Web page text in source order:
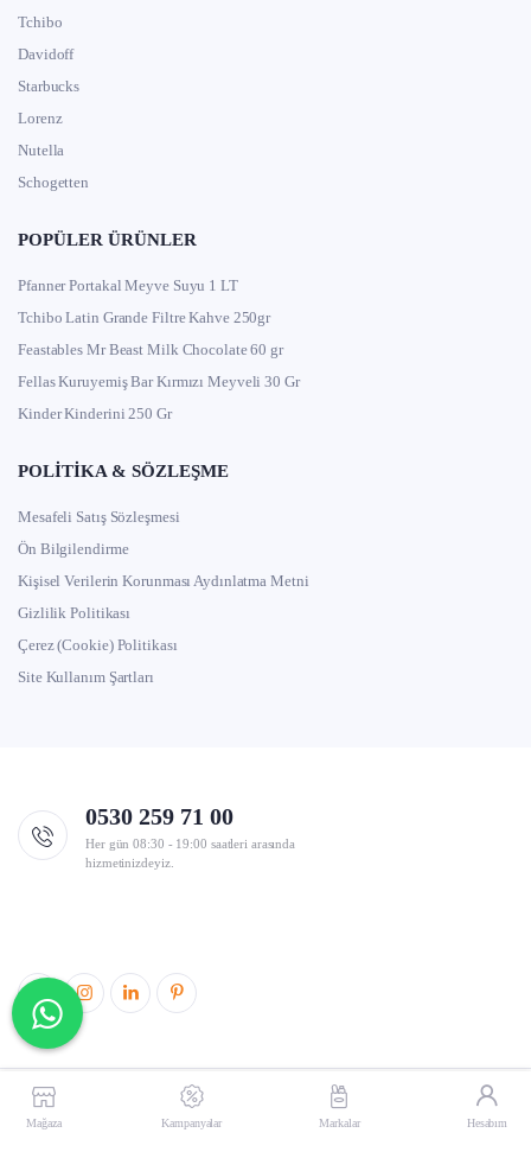
Mağaza Kampanyalar Markalar Hesabım
Tchibo
Davidoff
Starbucks
Lorenz
Nutella
Schogetten
POPÜLER ÜRÜNLER
Pfanner Portakal Meyve Suyu 1 LT
Tchibo Latin Grande Filtre Kahve 250gr
Feastables Mr Beast Milk Chocolate 60 gr
Fellas Kuruyemiş Bar Kırmızı Meyveli 30 Gr
Kinder Kinderini 250 Gr
POLITIKA & SÖZLEŞME
Mesafeli Satış Sözleşmesi
Ön Bilgilendirme
Kişisel Verilerin Korunması Aydınlatma Metni
Gizlilik Politikası
Çerez (Cookie) Politikası
Site Kullanım Şartları
0530 259 71 00
Her gün 08:30 - 19:00 saatleri arasında
hizmetinizdeyiz.
© 2026 markettengelse.com Tüm hakları saklıdır. |